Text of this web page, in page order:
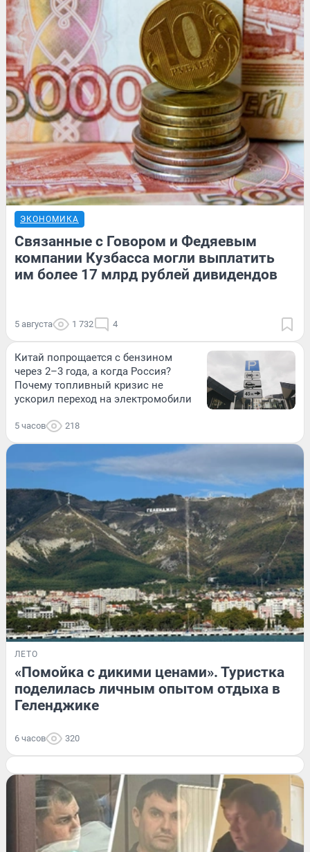
ЭКОНОМИКА
Связанные с Говором и Федяевым
компании Кузбасса могли выплатить
им более 17 млрд рублей дивидендов
5 августа 1 732 4
Китай попрощается с бензином
через 2–3 года, а когда Россия?
Почему топливный кризис не
ускорил переход на электромобили
5 часов 218
ЛЕТО
«Помойка с дикими ценами». Туристка
поделилась личным опытом отдыха в
Геленджике
6 часов 320